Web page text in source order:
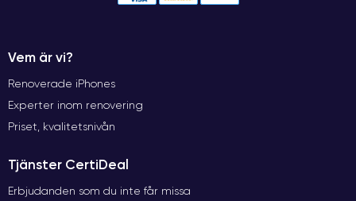
Vem är vi?
Renoverade iPhones
Experter inom renovering
Priset, kvalitetsnivån
Tjänster CertiDeal
Erbjudanden som du inte får missa